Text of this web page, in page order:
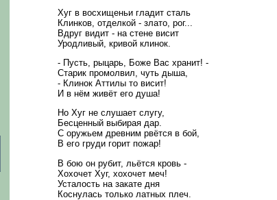
Хуг в восхищеньи гладит сталь
Клинков, отделкой - злато, рог...
Вдруг видит - на стене висит
Уродливый, кривой клинок.
- Пусть, рыцарь, Боже Вас хранит! -
Старик промолвил, чуть дыша,
- Клинок Аттилы то висит!
И в нём живёт его душа!
Но Хуг не слушает слугу,
Бесценный выбирая дар.
С оружьем древним рвётся в бой,
В его груди горит пожар!
В бою он рубит, льётся кровь -
Хохочет Хуг, хохочет меч!
Усталость на закате дня
Коснулась только латных плеч.